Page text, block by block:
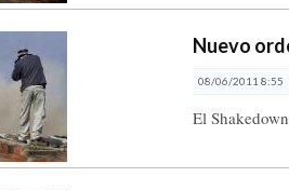
Nuevo
08/06/2011 8:55
El